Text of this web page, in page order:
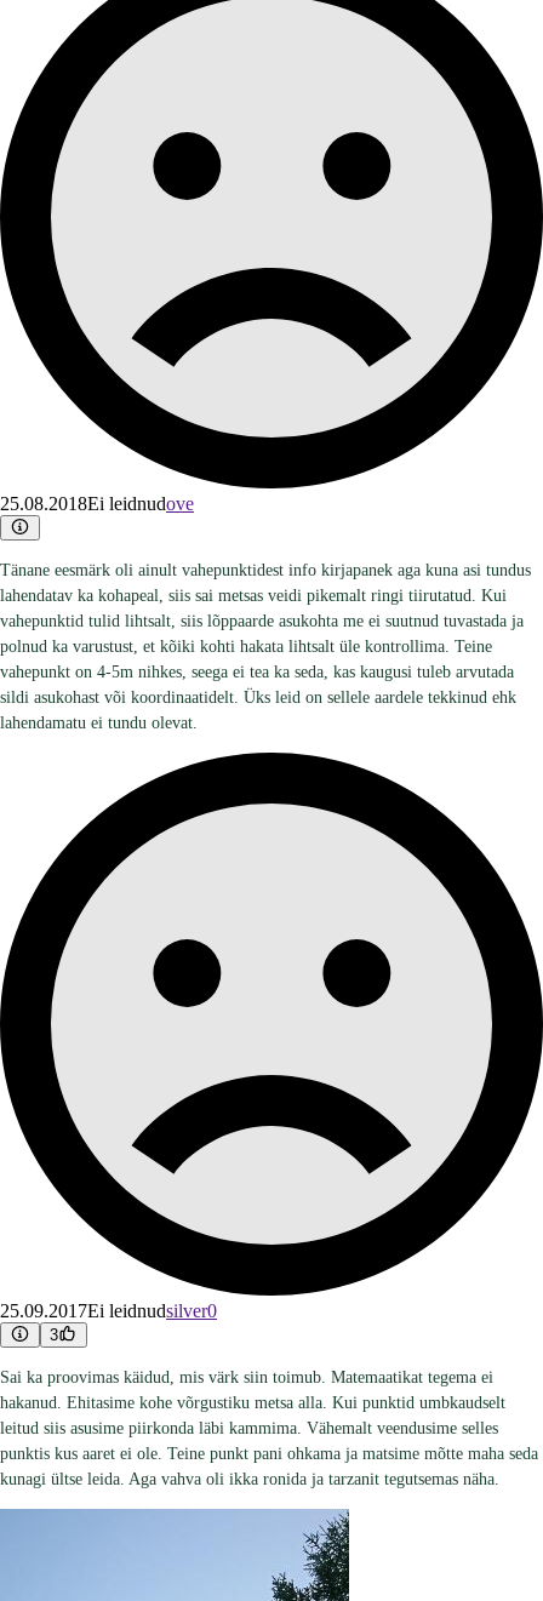
25.08.2018Ei leidnudove
Tänane eesmärk oli ainult vahepunktidest info kirjapanek aga kuna asi tundus
lahendatav ka kohapeal, siis sai metsas veidi pikemalt ringi tiirutatud. Kui
vahepunktid tulid lihtsalt, siis lõppaarde asukohta me ei suutnud tuvastada ja
polnud ka varustust, et kõiki kohti hakata lihtsalt üle kontrollima. Teine
vahepunkt on 4-5m nihkes, seega ei tea ka seda, kas kaugusi tuleb arvutada
sildi asukohast või koordinaatidelt. Üks leid on sellele aardele tekkinud ehk
lahendamatu ei tundu olevat.
25.09.2017Ei leidnudsilver0
3
Sai ka proovimas käidud, mis värk siin toimub. Matemaatikat tegema ei
hakanud. Ehitasime kohe võrgustiku metsa alla. Kui punktid umbkaudselt
leitud siis asusime piirkonda läbi kammima. Vähemalt veendusime selles
punktis kus aaret ei ole. Teine punkt pani ohkama ja matsime mõtte maha seda
kunagi ültse leida. Aga vahva oli ikka ronida ja tarzanit tegutsemas näha.